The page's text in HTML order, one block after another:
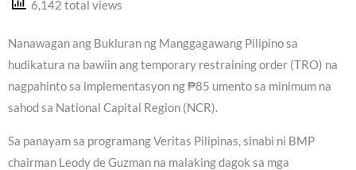
6,142 total views
Nanawagan ang Bukluran ng Manggagawang Pilipino sa
hudikatura na bawiin ang temporary restraining order (TRO) na
nagpahinto sa implementasyon ng ₱85 umento sa minimum na
sahod sa National Capital Region (NCR).
Sa panayam sa programang Veritas Pilipinas, sinabi ni BMP
chairman Leody de Guzman na malaking dagok sa mga